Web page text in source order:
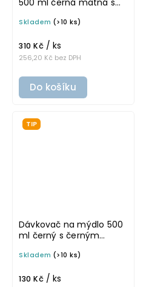
VILO
Skladem (>10 ks)
256,20 Kč bez DPH
310 Kč / ks
Do košíku
TIP
Dávkovač na mýdlo 500
ml černý s černým
Skladem (>10 ks)
130 Kč / ks